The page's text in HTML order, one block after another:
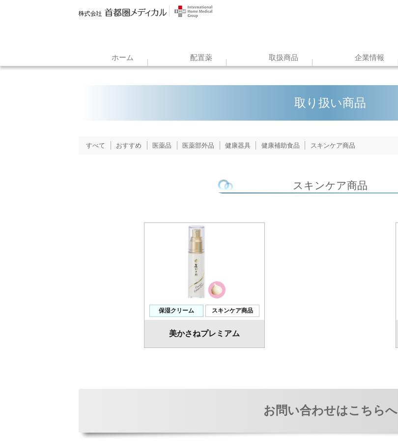
ホーム
配置薬 取扱商品 企業情報
取り扱い商品
すべて おすすめ 医薬品 医薬部外品 健康器具 健康補助食品 スキンケア商品
スキンケア商品
保湿クリーム スキンケア商品
美かさねプレミアム
お問い合わせはこちらへ